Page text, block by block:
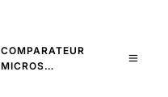
COMPARATEUR
MICROS…